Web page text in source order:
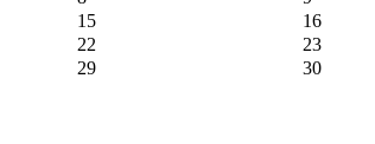
15
16
22
23
29
30